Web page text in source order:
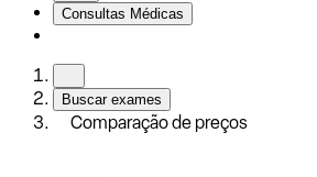
Consultas Médicas
Buscar exames
Comparação de preços